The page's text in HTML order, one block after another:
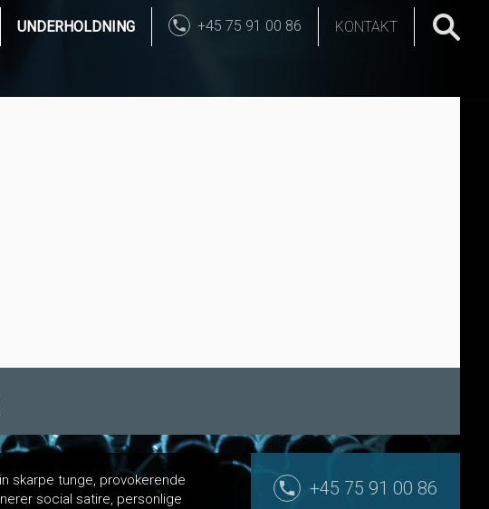
UNDERHOLDNING +45 75 91 00 86 KONTAKT
skarpe tunge, provokerende
social satire, personlige
+45 75 91 00 86